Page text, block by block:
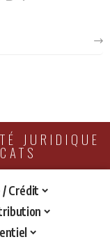
JURIDIQUE
/ Crédit